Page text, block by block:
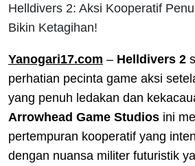
Helldivers 2: Aksi Kooperatif
Bikin Ketagihan!
Yanogari17.com – Helldivers 2
perhatian pecinta game aksi
yang penuh ledakan dan
Arrowhead Game Studios ini
pertempuran kooperatif yang
dengan nuansa militer futuristik